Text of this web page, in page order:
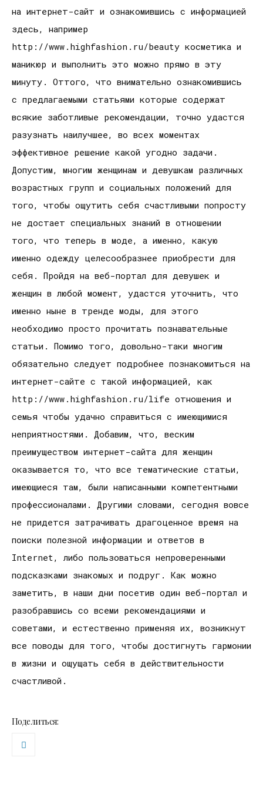
на интернет-сайт и ознакомившись с информацией
здесь, например
http://www.highfashion.ru/beauty косметика и
маникюр и выполнить это можно прямо в эту
минуту. Оттого, что внимательно ознакомившись
с предлагаемыми статьями которые содержат
всякие заботливые рекомендации, точно удастся
разузнать наилучшее, во всех моментах
эффективное решение какой угодно задачи.
Допустим, многим женщинам и девушкам различных
возрастных групп и социальных положений для
того, чтобы ощутить себя счастливыми попросту
не достает специальных знаний в отношении
того, что теперь в моде, а именно, какую
именно одежду целесообразнее приобрести для
себя. Пройдя на веб-портал для девушек и
женщин в любой момент, удастся уточнить, что
именно ныне в тренде моды, для этого
необходимо просто прочитать познавательные
статьи. Помимо того, довольно-таки многим
обязательно следует подробнее познакомиться на
интернет-сайте с такой информацией, как
http://www.highfashion.ru/life отношения и
семья чтобы удачно справиться с имеющимися
неприятностями. Добавим, что, веским
преимуществом интернет-сайта для женщин
оказывается то, что все тематические статьи,
имеющиеся там, были написанными компетентными
профессионалами. Другими словами, сегодня вовсе
не придется затрачивать драгоценное время на
поиски полезной информации и ответов в
Internet, либо пользоваться непроверенными
подсказками знакомых и подруг. Как можно
заметить, в наши дни посетив один веб-портал и
разобравшись со всеми рекомендациями и
советами, и естественно применяя их, возникнут
все поводы для того, чтобы достигнуть гармонии
в жизни и ощущать себя в действительности
счастливой.
Поделиться: